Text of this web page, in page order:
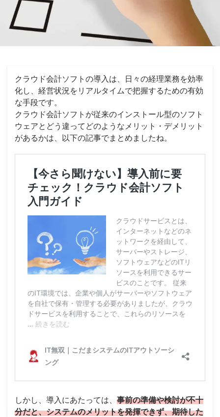
クラウド会計ソフトの導入は、日々の経理業務を効率
化し、経営状況をリアルタイムで把握するための有効
な手段です。
クラウド会計ソフトが従来のインストール型のソフト
ウェアとどう違ってどのようなメリット・デメリット
があるかは、以下の記事でまとめましたね。
しかし、導入にあたっては、 事前の準備や検討が不十
分だと、システムのメリットを発揮できず、期待した